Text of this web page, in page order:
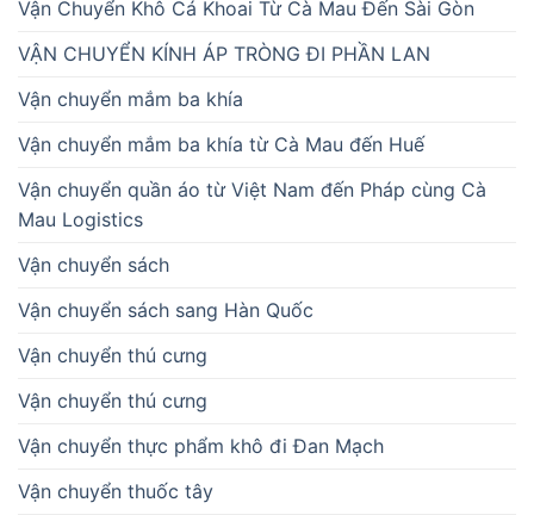
Vận Chuyển Khô Cá Khoai Từ Cà Mau Đến Sài Gòn
VẬN CHUYỂN KÍNH ÁP TRÒNG ĐI PHẦN LAN
Vận chuyển mắm ba khía
Vận chuyển mắm ba khía từ Cà Mau đến Huế
Vận chuyển quần áo từ Việt Nam đến Pháp cùng Cà
Mau Logistics
Vận chuyển sách
Vận chuyển sách sang Hàn Quốc
Vận chuyển thú cưng
Vận chuyển thú cưng
Vận chuyển thực phẩm khô đi Đan Mạch
Vận chuyển thuốc tây